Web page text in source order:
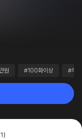
원 #100화이상 #무